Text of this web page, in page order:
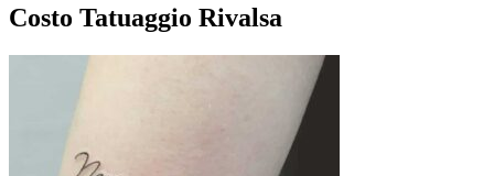
Costo Tatuaggio Rivalsa